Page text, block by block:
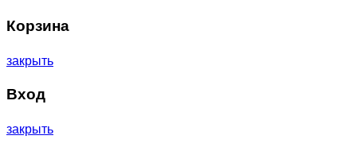
Корзина
закрыть
Вход
закрыть